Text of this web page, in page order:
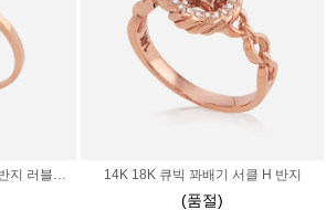
14K 18K 큐빅 꽈배기 서클 H 반지
(품절)